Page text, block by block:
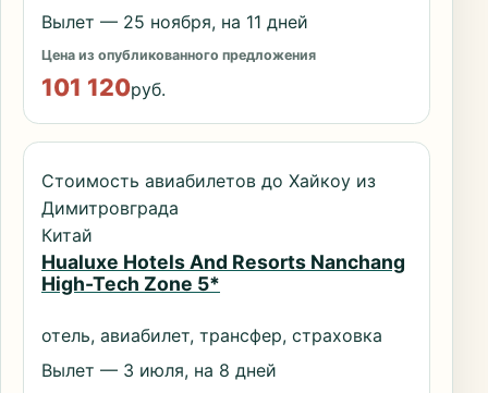
Вылет — 25 ноября, на 11 дней
Цена из опубликованного предложения
101 120руб.
Стоимость авиабилетов до Хайкоу из
Димитровграда
Китай
Hualuxe Hotels And Resorts Nanchang
High-Tech Zone 5*
отель, авиабилет, трансфер, страховка
Вылет — 3 июля, на 8 дней